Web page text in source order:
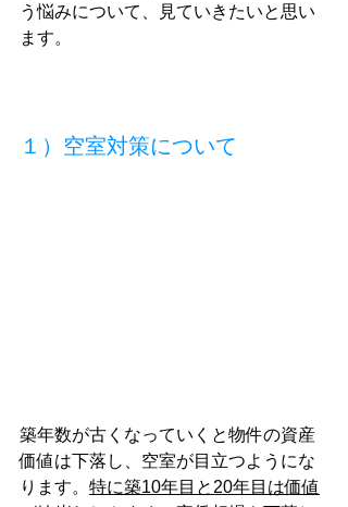
う悩みについて、見ていきたいと思い
ます。
１）空室対策について
築年数が古くなっていくと物件の資産
価値は下落し、空室が目立つようにな
ります。 特に築10年目と20年目は価値